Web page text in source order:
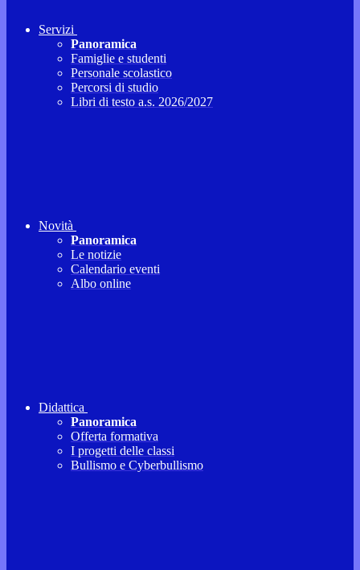
Servizi
Panoramica
Famiglie e studenti
Personale scolastico
Percorsi di studio
Libri di testo a.s. 2026/2027
Novità
Panoramica
Le notizie
Calendario eventi
Albo online
Didattica
Panoramica
Offerta formativa
I progetti delle classi
Bullismo e Cyberbullismo